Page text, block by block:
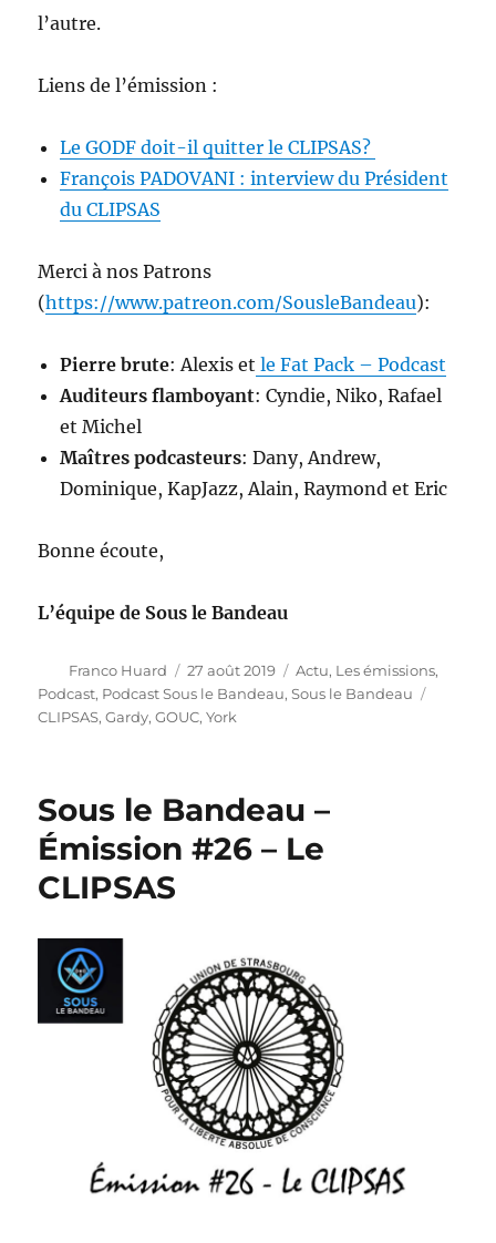
l’autre.
Liens de l’émission :
Le GODF doit-il quitter le CLIPSAS?
François PADOVANI : interview du Président
du CLIPSAS
Merci à nos Patrons
(https://www.patreon.com/SousleBandeau):
Pierre brute: Alexis et le Fat Pack – Podcast
Auditeurs flamboyant: Cyndie, Niko, Rafael
et Michel
Maîtres podcasteurs: Dany, Andrew,
Dominique, KapJazz, Alain, Raymond et Eric
Bonne écoute,
L’équipe de Sous le Bandeau
Auteur
Franco Huard
Publié
le
27 août 2019 Catégories
Actu, Les émissions,
Podcast, Podcast Sous le Bandeau,Sous le Bandeau
CLIPSAS,Gardy,GOUC,York
Sous le Bandeau –
Émission #26 – Le
CLIPSAS